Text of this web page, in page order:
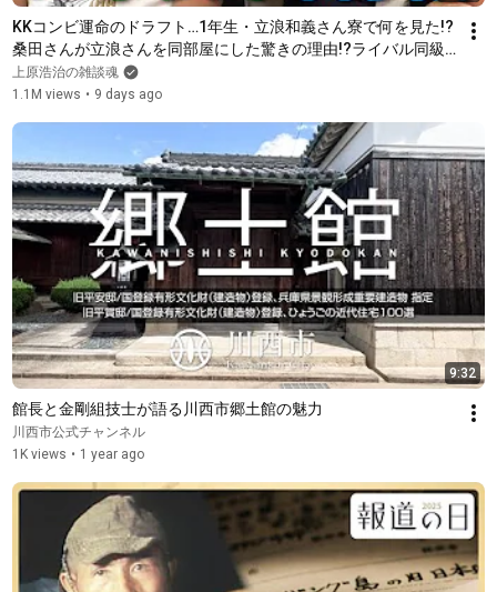
KKコンビ運命のドラフト…1年生・立浪和義さん寮で何を見た!?
桑田さんが立浪さんを同部屋にした驚きの理由!?ライバル同級
生の笑撃人生!?立浪さんもPL炒飯作ってた!?PL学園寮生活【②/
５】
上原浩治の雑談魂
1.1M views • 9 days ago
9:32
館長と金剛組技士が語る川西市郷土館の魅力
川西市公式チャンネル
1K views • 1 year ago